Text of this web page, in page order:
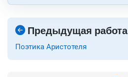
Предыдущая работа
Поэтика Аристотеля